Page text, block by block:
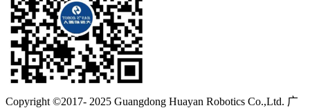
Copyright ©2017- 2025 Guangdong Huayan Robotics Co.,Ltd. 广